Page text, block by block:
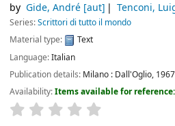
by Gide, André[aut] Tenconi,
Series:Scrittori di tutto il mondo
Material type:
Text
Language:Italian
Publication details: Milano : Dall'Oglio, 1967
Availability:Items available for reference:
star rating